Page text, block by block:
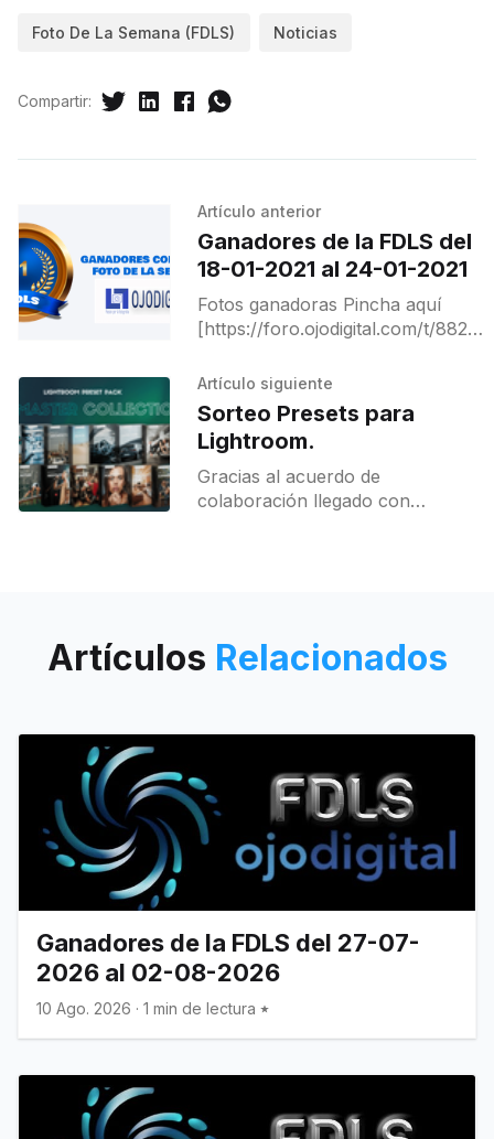
Foto De La Semana (FDLS) Noticias
Compartir:
Artículo anterior
Ganadores de la FDLS del
18-01-2021 al 24-01-2021
Fotos ganadoras Pincha aquí
[https://foro.ojodigital.com/t/88261]
destacados.
Artículo siguiente
Sorteo Presets para
Lightroom.
Gracias al acuerdo de
colaboración llegado con
Artículos Relacionados
Ganadores de la FDLS del 27-07-
2026 al 02-08-2026
10 Ago. 2026 · 1 min de lectura